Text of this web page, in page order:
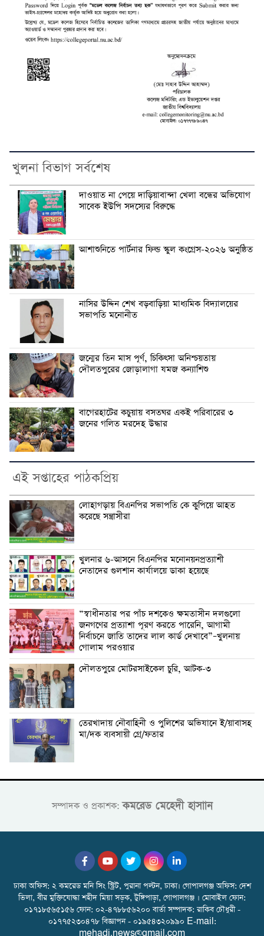
খুলনা বিভাগ সর্বশেষ
দাওয়াত না পেয়ে দাড়িয়াবান্দা খেলা বন্ধের অভিযোগ
সাবেক ইউপি সদস্যের বিরুদ্ধে
আশাশুনিতে পার্টনার ফিল্ড স্কুল কংগ্রেস-২০২৬ অনুষ্ঠিত
নাসির উদ্দিন শেখ বড়বাড়িয়া মাধ্যমিক বিদ্যালয়ের
সভাপতি মনোনীত
জন্মের তিন মাস পূর্ণ, চিকিৎসা অনিশ্চয়তায়
দৌলতপুরের জোড়ালাগা যমজ কন্যাশিশু
বাগেরহাটের কচুয়ায় বসতঘর একই পরিবারের ৩
জনের গলিত মরদেহ উদ্ধার
এই সপ্তাহের পাঠকপ্রিয়
লোহাগড়ায় বিএনপির সভাপতি কে কুপিয়ে আহত
করেছে সন্ত্রাসীরা
খুলনার ৬-আসনে বিএনপির মনোনয়নপ্রত্যাশী
নেতাদের গুলশান কার্যালয়ে ডাকা হয়েছে
“স্বাধীনতার পর পাঁচ দশকেও ক্ষমতাসীন দলগুলো
জনগণের প্রত্যাশা পূরণ করতে পারেনি, আগামী
নির্বাচনে জাতি তাদের লাল কার্ড দেখাবে”–খুলনায়
গোলাম পরওয়ার
দৌলতপুরে মোটরসাইকেল চুরি, আটক-৩
তেরখাদায় নৌবাহিনী ও পুলিশের অভিযানে ই/য়াবাসহ
মা/দক ব্যবসায়ী গ্রে/ফতার
সম্পাদক ও প্রকাশক:কমরেড মেহেদী হাসাান
ঢাকা অফিস: ২ কমরেড মনি সিং স্ট্রিট, পুরানা পল্টন, ঢাকা। গোপালগঞ্জ অফিস: দেশ
ভিলা, বীর মুক্তিযোদ্ধা শহীদ মিয়া সড়ক, টুঙ্গিপাড়া, গোপালগঞ্জ । মোবাইল ফোন:
০১৭১৮৫৬৫১৫৬ ফোন: ০২-৪৭৮৮৫৬২০০ বার্তা সম্পাদক: রাকিব চৌধুরী -
০১৭৭৫২৩০৪৭৮ বিজ্ঞাপন - ০১৯৫৪৩২০৯৯০ E-mail:
mehadi.news@gmail.com